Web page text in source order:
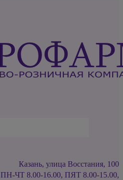
Казань, улица Восстания, 100
ПН-ЧТ 8.00-16.00, ПЯТ 8.00-15.00,